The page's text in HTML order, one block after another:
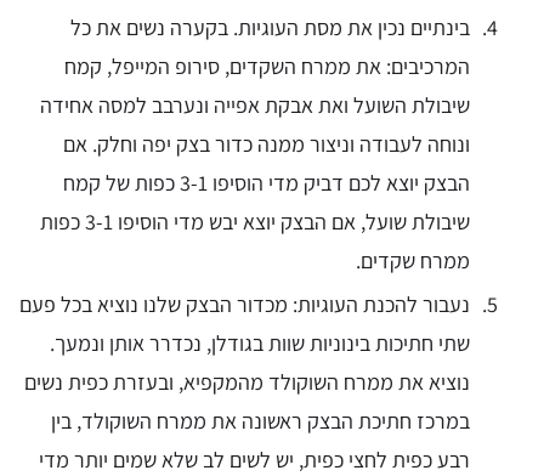
בינתיים נכין את מסת העוגיות. בקערה נשים את כל
המרכיבים: את ממרח השקדים, סירופ המייפל, קמח
שיבולת השועל ואת אבקת אפייה ונערבב למסה אחידה
ונוחה לעבודה וניצור ממנה כדור בצק יפה וחלק. אם
הבצק יוצא לכם דביק מדי הוסיפו 3-1 כפות של קמח
שיבולת שועל, אם הבצק יוצא יבש מדי הוסיפו 3-1 כפות
ממרח שקדים.
נעבור להכנת העוגיות: מכדור הבצק שלנו נוציא בכל פעם
שתי חתיכות בינוניות שוות בגודלן, נכדרר אותן ונמעך.
נוציא את ממרח השוקולד מהמקפיא, ובעזרת כפית נשים
במרכז חתיכת הבצק ראשונה את ממרח השוקולד, בין
רבע כפית לחצי כפית, יש לשים לב שלא שמים יותר מדי